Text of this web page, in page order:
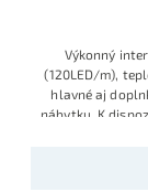
Výkonný
(120LED/m),
hlavné aj
nábytku. K